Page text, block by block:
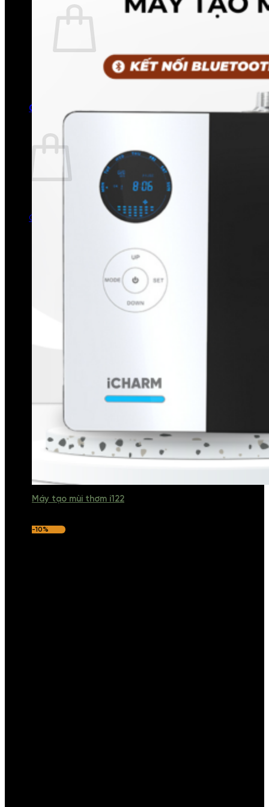
Chưa có sản phẩm trong giỏ hàng.
Quay trở lại cửa hàng
0
Chưa có sản phẩm trong giỏ hàng.
Quay trở lại cửa hàng
Máy tạo mùi thơm i122
-10%